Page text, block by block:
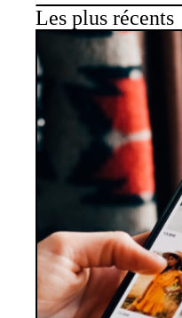
Les plus récents